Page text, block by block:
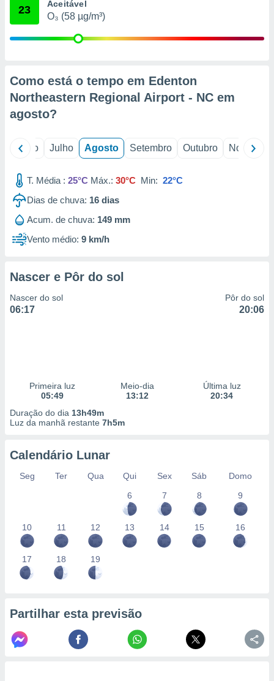
1199
23 Aceitável
O₃ (58 µg/m³)
Como está o tempo em Edenton
Northeastern Regional Airport - NC em
agosto?
Junho Julho Agosto Setembro Outubro Novembro
T. Média : 25°C Máx.: 30°C Min: 22°C
Dias de chuva: 16 dias
Acum. de chuva: 149 mm
Vento médio: 9 km/h
Nascer e Pôr do sol
Nascer do sol
06:17
Pôr do sol
20:06
Primeira luz
05:49
Meio-dia
13:12
Última luz
20:34
Duração do dia 13h49m
Luz da manhã restante 7h5m
Calendário Lunar
Seg Ter Qua Qui Sex Sáb
Domo
6
7 8 9
10 11 12 13 14 15 16
17 18 19
Partilhar esta previsão